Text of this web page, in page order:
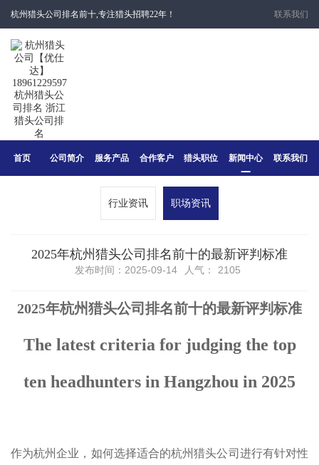
杭州猎头公司排名前十,专注猎头招聘22年！ 联系我们
首页 公司简介 服务产品 合作客户 猎头职位 新闻中心 联系我们
行业资讯 职场资讯
2025年杭州猎头公司排名前十的最新评判标准
发布时间：2025-09-14 人气： 2105
2025年杭州猎头公司排名前十的最新评判标准
The latest criteria for judging the top
ten headhunters in Hangzhou in 2025
作为杭州企业，如何选择适合的杭州猎头公司进行有针对性